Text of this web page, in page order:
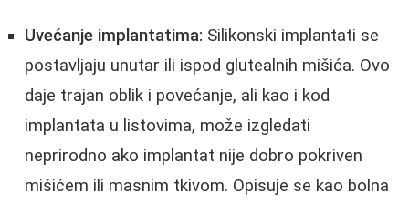
Uvećanje implantatima: Silikonski implantati se
postavljaju unutar ili ispod glutealnih mišića. Ovo
daje trajan oblik i povećanje, ali kao i kod
implantata u listovima, može izgledati
neprirodno ako implantat nije dobro pokriven
mišićem ili masnim tkivom. Opisuje se kao bolna